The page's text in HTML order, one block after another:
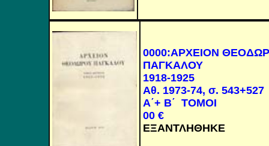
0000:ΑΡΧΕΙΟΝ
ΠΑΓΚΑΛΟΥ
1918-1925
Αθ. 1973-74, σ. 543+527
Α΄+ Β΄ ΤΟΜΟΙ
00€
ΕΞΑΝΤΛΗΘΗΚΕ